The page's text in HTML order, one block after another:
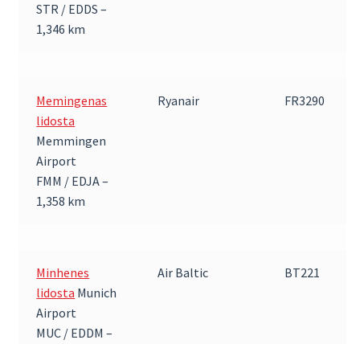
STR / EDDS –
1,346 km
Memingenas
lidosta
Memmingen
Airport
FMM / EDJA –
1,358 km
Ryanair FR3290
Minhenes
lidosta Munich
Airport
MUC / EDDM –
Air Baltic BT221